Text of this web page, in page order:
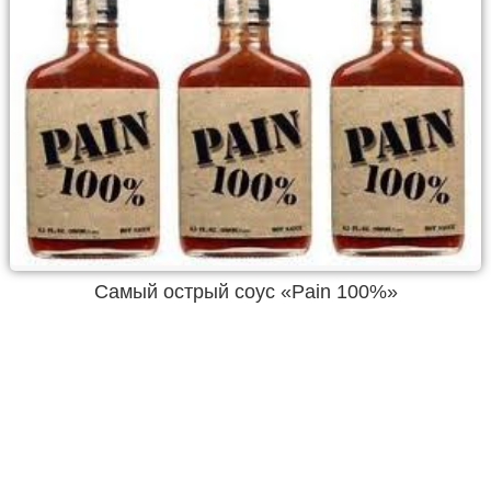
Самый острый соус «Pain 100%»